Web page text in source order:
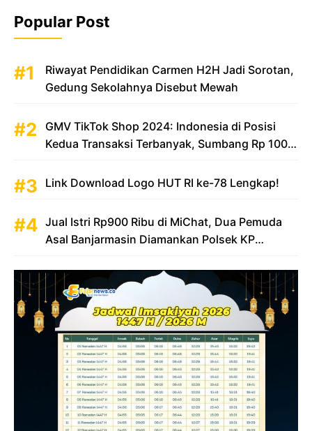
Popular Post
Riwayat Pendidikan Carmen H2H Jadi Sorotan,
Gedung Sekolahnya Disebut Mewah
GMV TikTok Shop 2024: Indonesia di Posisi
Kedua Transaksi Terbanyak, Sumbang Rp 100
Link Download Logo HUT RI ke-78 Lengkap!
Jual Istri Rp900 Ribu di MiChat, Dua Pemuda
Asal Banjarmasin Diamankan Polsek KP